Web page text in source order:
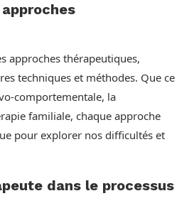
approches thérapeutiques,
techniques et méthodes. Que ce
comportementale, la
familiale, chaque approche
pour explorer nos difficultés et
dans le processus